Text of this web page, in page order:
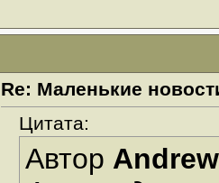
Re: Маленькие
Цитата:
Автор Andrew